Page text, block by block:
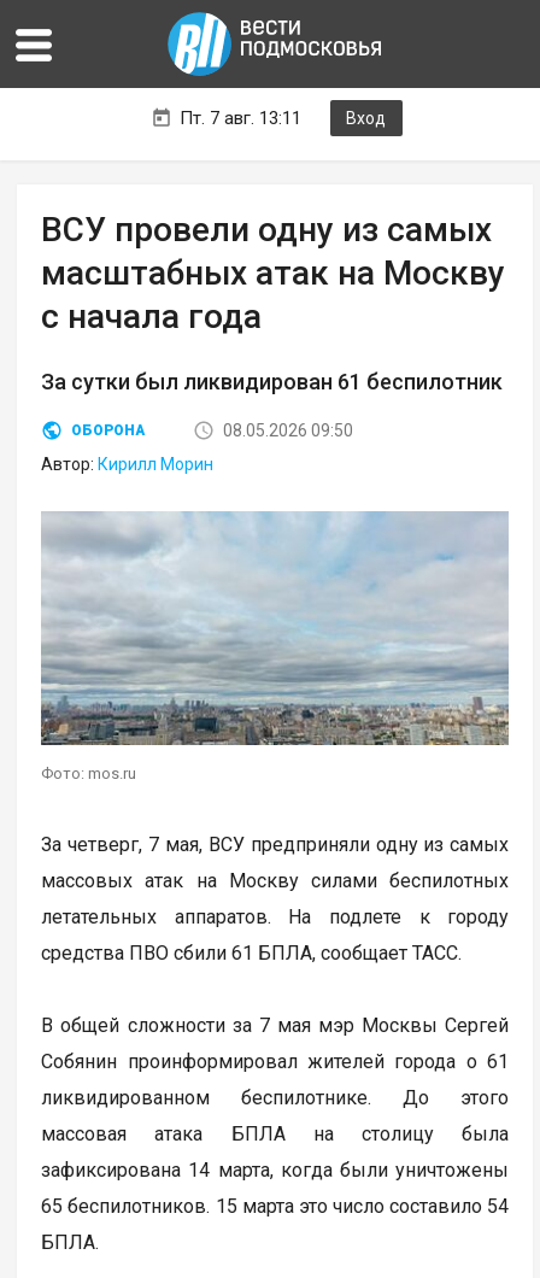
Пт. 7 авг. 13:11 Вход
ВСУ провели одну из самых
масштабных атак на Москву
с начала года
За сутки был ликвидирован 61 беспилотник
ОБОРОНА
08.05.2026 09:50
Автор: Кирилл Морин
Фото: mos.ru
За четверг, 7 мая, ВСУ предприняли одну из самых
массовых атак на Москву силами беспилотных
летательных аппаратов. На подлете к городу
средства ПВО сбили 61 БПЛА, сообщает ТАСС.
В общей сложности за 7 мая мэр Москвы Сергей
Собянин проинформировал жителей города о 61
ликвидированном беспилотнике. До этого
массовая атака БПЛА на столицу была
зафиксирована 14 марта, когда были уничтожены
65 беспилотников. 15 марта это число составило 54
БПЛА.